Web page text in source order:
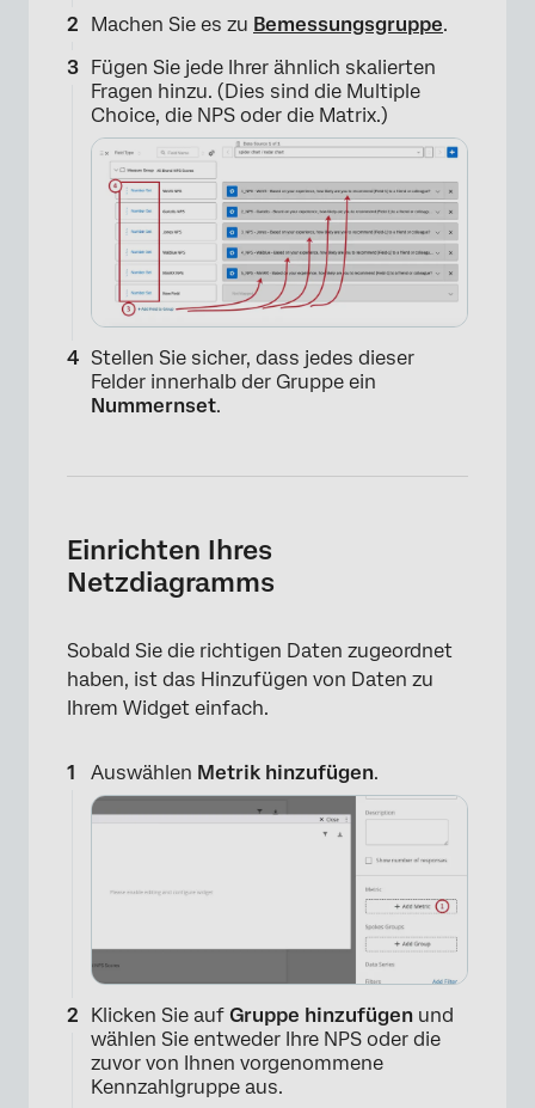
×
Machen Sie es zu Bemessungsgruppe.
Fügen Sie jede Ihrer ähnlich skalierten
Fragen hinzu. (Dies sind die Multiple
Choice, die NPS oder die Matrix.)
Stellen Sie sicher, dass jedes dieser
Felder innerhalb der Gruppe ein
Nummernset.
Einrichten Ihres
Netzdiagramms
Sobald Sie die richtigen Daten zugeordnet
haben, ist das Hinzufügen von Daten zu
Ihrem Widget einfach.
Auswählen Metrik hinzufügen.
Klicken Sie auf Gruppe hinzufügen und
wählen Sie entweder Ihre NPS oder die
zuvor von Ihnen vorgenommene
Kennzahlgruppe aus.